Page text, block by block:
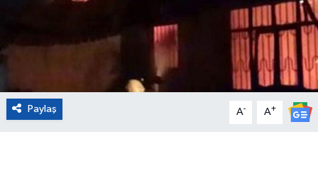
Paylaş A- A+
Kültür ve Sanat